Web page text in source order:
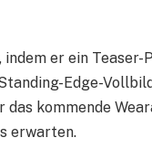
er ein Teaser-
Edge-
kommende
erwarten.